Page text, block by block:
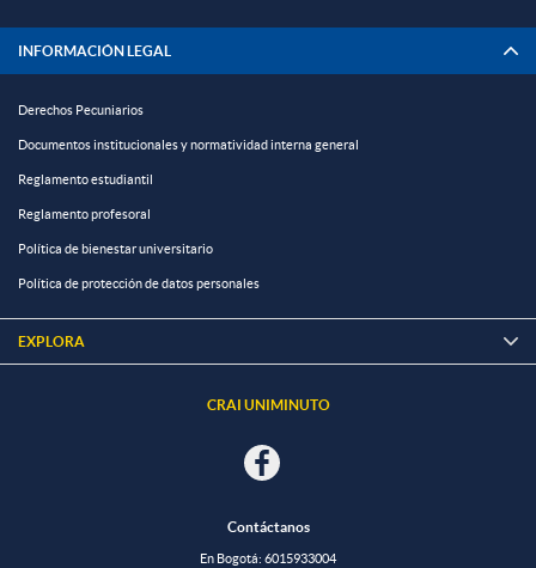
INFORMACIÓN LEGAL
Derechos Pecuniarios
Documentos institucionales y normatividad interna general
Reglamento estudiantil
Reglamento profesoral
Política de bienestar universitario
Política de protección de datos personales
EXPLORA 
CRAI UNIMINUTO
Contáctanos
En Bogotá: 6015933004